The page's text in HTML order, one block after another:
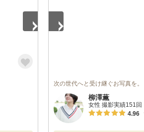
次の世代へと受け継ぐお写真を。
柳澤薫
女性 撮影実績151回
4.96